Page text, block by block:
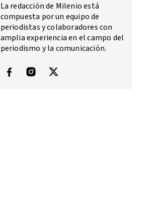
La redacción de Milenio está
compuesta por un equipo de
periodistas y colaboradores con
amplia experiencia en el campo del
periodismo y la comunicación.